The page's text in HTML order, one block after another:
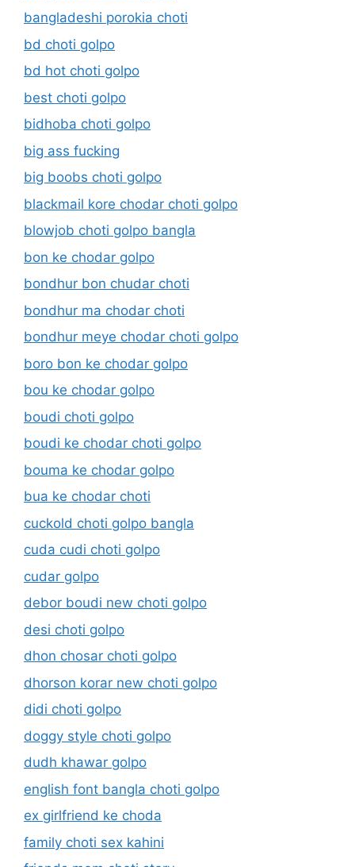
bangladeshi porokia choti
bd choti golpo
bd hot choti golpo
best choti golpo
bidhoba choti golpo
big ass fucking
big boobs choti golpo
blackmail kore chodar choti golpo
blowjob choti golpo bangla
bon ke chodar golpo
bondhur bon chudar choti
bondhur ma chodar choti
bondhur meye chodar choti golpo
boro bon ke chodar golpo
bou ke chodar golpo
boudi choti golpo
boudi ke chodar choti golpo
bouma ke chodar golpo
bua ke chodar choti
cuckold choti golpo bangla
cuda cudi choti golpo
cudar golpo
debor boudi new choti golpo
desi choti golpo
dhon chosar choti golpo
dhorson korar new choti golpo
didi choti golpo
doggy style choti golpo
dudh khawar golpo
english font bangla choti golpo
ex girlfriend ke choda
family choti sex kahini